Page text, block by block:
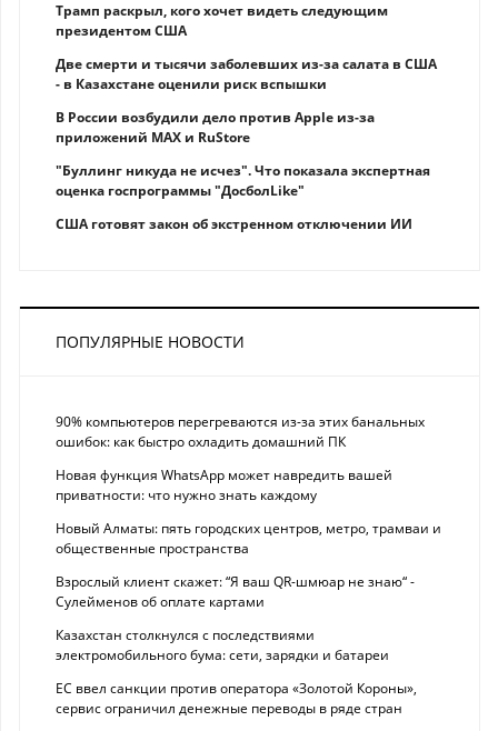
Трамп раскрыл, кого хочет видеть следующим
президентом США
Две смерти и тысячи заболевших из-за салата в США
- в Казахстане оценили риск вспышки
В России возбудили дело против Apple из-за
приложений MAX и RuStore
"Буллинг никуда не исчез". Что показала экспертная
оценка госпрограммы "ДосболLike"
США готовят закон об экстренном отключении ИИ
ПОПУЛЯРНЫЕ НОВОСТИ
90% компьютеров перегреваются из-за этих банальных
ошибок: как быстро охладить домашний ПК
Новая функция WhatsApp может навредить вашей
приватности: что нужно знать каждому
Новый Алматы: пять городских центров, метро, трамваи и
общественные пространства
Взрослый клиент скажет: “Я ваш QR-шмюар не знаю“ -
Сулейменов об оплате картами
Казахстан столкнулся с последствиями
электромобильного бума: сети, зарядки и батареи
ЕС ввел санкции против оператора «Золотой Короны»,
сервис ограничил денежные переводы в ряде стран